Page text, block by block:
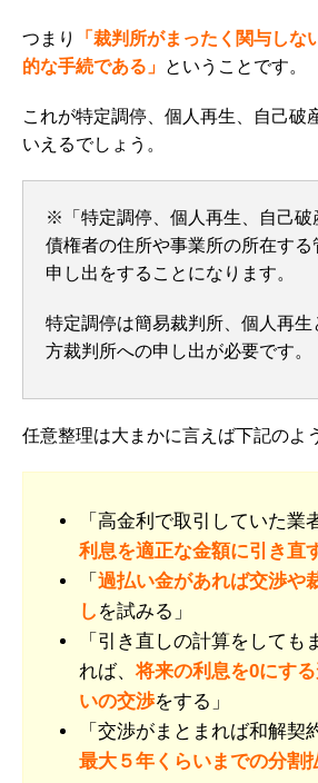
つまり
「裁判所がまったく関与しな
的な手続である」 ということです。
これが特定調停、個人再生、自己破
いえるでしょう。
※「特定調停、個人再生、自己破
債権者の住所や事業所の所在する
申し出をすることになります。
特定調停は簡易裁判所、個人再
方裁判所への申し出が必要です。
任意整理は大まかに言えば下記のよ
「高金利で取引していた業
利息を適正な金額に引き直
「 過払い金があれば交渉や
し を試みる」
「引き直しの計算をしても
れば、将来の利息を0にす
いの交渉をする」
「交渉がまとまれば和解契
最大５年くらいまでの分割